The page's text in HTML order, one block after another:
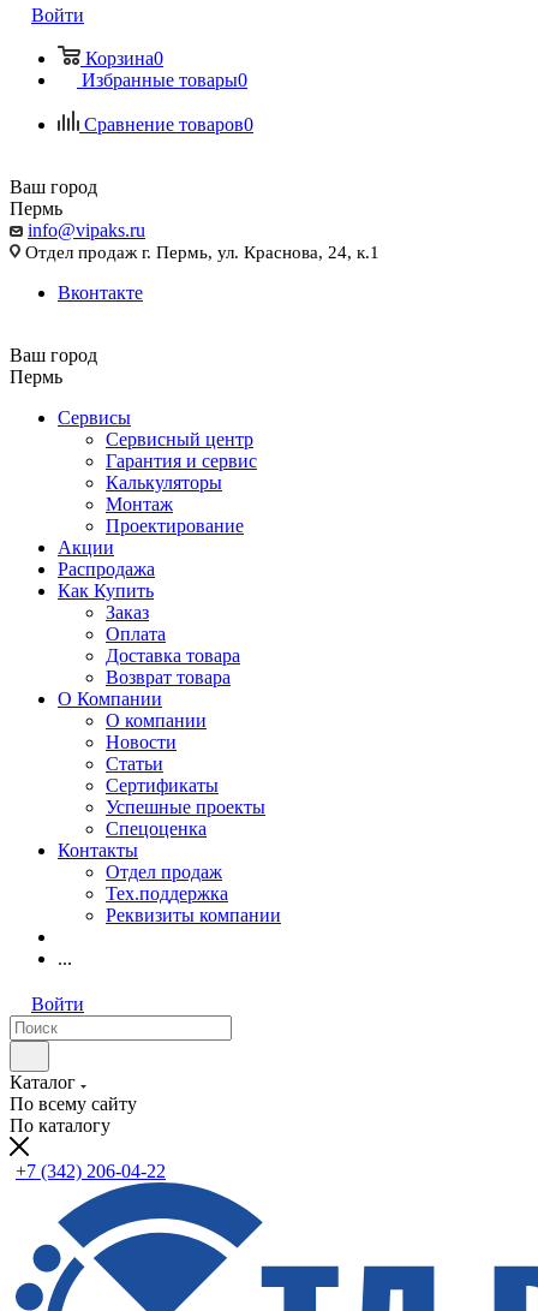
Войти
Корзина0
Избранные товары0
Сравнение товаров0
Ваш город
Пермь
info@vipaks.ru
Отдел продаж г. Пермь, ул. Краснова, 24, к.1
Вконтакте
Ваш город
Пермь
Сервисы
Сервисный центр
Гарантия и сервис
Калькуляторы
Монтаж
Проектирование
Акции
Распродажа
Как Купить
Заказ
Оплата
Доставка товара
Возврат товара
О Компании
О компании
Новости
Статьи
Сертификаты
Успешные проекты
Спецоценка
Контакты
Отдел продаж
Тех.поддержка
Реквизиты компании
...
Войти
Каталог
По всему сайту
По каталогу
+7 (342) 206-04-22